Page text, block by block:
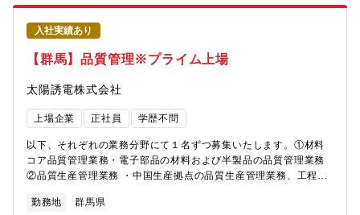
啓発支援制度あり ? 海外拠点を含むグローバルなキャリアの可能
なやりがいと達成感を得ることができます。技術革新をリード
し、課題解決の最前線で活躍 課題解決の最前線で活躍し、常に最
新の技術トレンドを追いかけ技術革新をリードすることで、自身
の専門性を高められる機会を得られ、かつ会社の技術力を底上げ
します。チームを導くリーダーシップを発揮し、チーム全体の成
長を牽引する喜びを得ることができます
入社実績あり
【群馬】品質管理※プライム上場
太陽誘電株式会社
上場企業 正社員 学歴不問
以下、それぞれの業務分野にて１名ずつ募集いたします。①材料
コア品質管理業務・電子部品の材料および半製品の品質管理業務
②品質生産管理業務 ・中国生産拠点の品質生産管理業務、工程構
の品質基準策定、品質計画の立案および実行・製造工程における
勤務地 群馬県